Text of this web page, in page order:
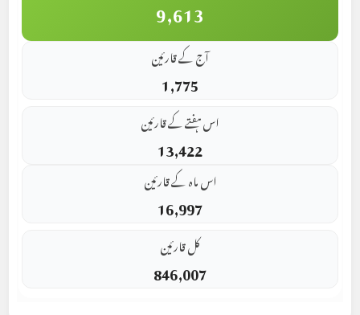
9,613
آج کے قارئین
1,775
اس ہفتے کے قارئین
13,422
اس ماہ کے قارئین
16,997
کل قارئین
846,007